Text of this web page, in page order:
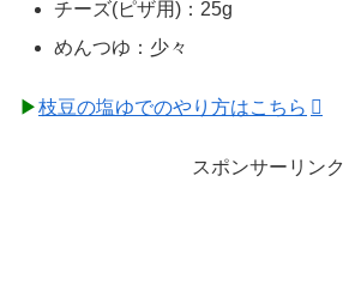
チーズ(ピザ用)：25g
めんつゆ：少々
▶枝豆の塩ゆでのやり方はこちら
スポンサーリンク